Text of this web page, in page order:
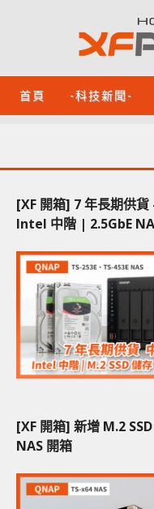
首頁 -科技新聞-
[XF 開箱] 7 年長期供
Intel 中階 | 2.5GbE
[XF 開箱] 新增 M.2
NAS 開箱